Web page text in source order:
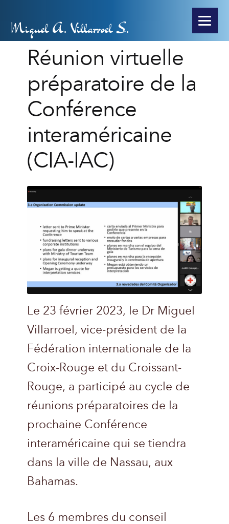
Miguel A. Villarroel S.
Réunion virtuelle
préparatoire de la
Conférence
interaméricaine
(CIA-IAC)
Le 23 février 2023, le Dr Miguel
Villarroel, vice-président de la
Fédération internationale de la
Croix-Rouge et du Croissant-
Rouge, a participé au cycle de
réunions préparatoires de la
prochaine Conférence
interaméricaine qui se tiendra
dans la ville de Nassau, aux
Bahamas.
Les 6 membres du conseil